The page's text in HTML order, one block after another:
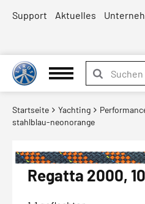
Support Aktuelles
Startseite Yachting
stahlblau-neonorange
Regatta 2000,